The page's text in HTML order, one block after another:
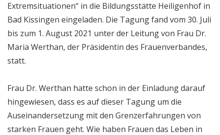
Extremsituationen“ in die Bildungsstätte Heiligenhof in
Bad Kissingen eingeladen. Die Tagung fand vom 30. Juli
bis zum 1. August 2021 unter der Leitung von Frau Dr.
Maria Werthan, der Präsidentin des Frauenverbandes,
statt.
Frau Dr. Werthan hatte schon in der Einladung darauf
hingewiesen, dass es auf dieser Tagung um die
Auseinandersetzung mit den Grenzerfahrungen von
starken Frauen geht. Wie haben Frauen das Leben in